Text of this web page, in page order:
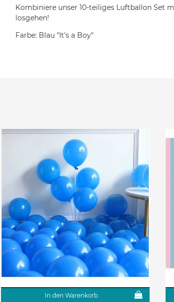
Kombiniere unser 10-teiliges Luftballon Set
losgehen!
Farbe: Blau "It's a Boy"
In den Warenkorb